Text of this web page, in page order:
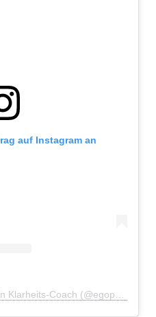
auf Instagram an
Ein Beitrag geteilt von Kerstin Klarheits-Coach (@egophiliatu)